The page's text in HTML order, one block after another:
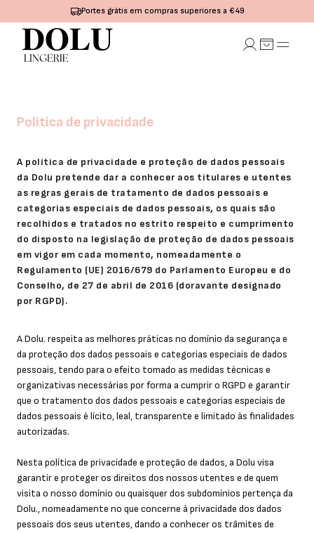
Portes grátis em compras superiores a €49
Lingerie
Aro e
Espuma
Sem
espuma
Com Aro
Alças
Lingerie
e
CUECAS
Normais
MODELADORES
Modeladores
Combinetes
Casa
Robes
Roupão
COLLANTS
Meias
Política de privacidade
A política de privacidade e proteção de dados pessoais
da Dolu pretende dar a conhecer aos titulares e utentes
as regras gerais de tratamento de dados pessoais e
categorias especiais de dados pessoais, os quais são
recolhidos e tratados no estrito respeito e cumprimento
do disposto na legislação de proteção de dados pessoais
em vigor em cada momento, nomeadamente o
Regulamento (UE) 2016/679 do Parlamento Europeu e do
Conselho, de 27 de abril de 2016 (doravante designado
por RGPD).
A Dolu. respeita as melhores práticas no domínio da segurança e
da proteção dos dados pessoais e categorias especiais de dados
pessoais, tendo para o efeito tomado as medidas técnicas e
organizativas necessárias por forma a cumprir o RGPD e garantir
que o tratamento dos dados pessoais e categorias especiais de
dados pessoais é lícito, leal, transparente e limitado às finalidades
autorizadas.
Nesta política de privacidade e proteção de dados, a Dolu visa
garantir e proteger os direitos dos nossos utentes e de quem
visita o nosso domínio ou quaisquer dos subdomínios pertença da
Dolu., nomeadamente no que concerne à privacidade dos dados
pessoais dos seus utentes, dando a conhecer os trâmites de